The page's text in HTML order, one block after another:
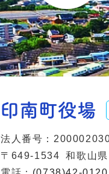
法人番号：
〒649-1534
和歌山